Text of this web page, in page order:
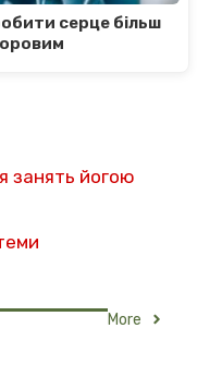
серце більш
занять йогою
More